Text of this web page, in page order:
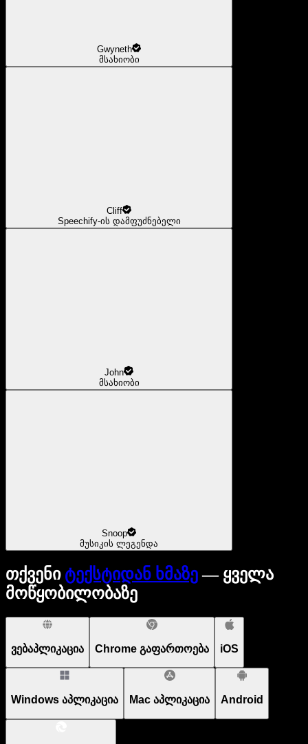
Gwyneth
მსახიობი
Cliff
Speechify-ის დამფუძნებელი
John
მსახიობი
Snoop
მუსიკის ლეგენდა
თქვენი ტექსტიდან ხმაზე— ყველა
მოწყობილობაზე
ვებაპლიკაცია Chrome გაფართოება iOS
Windows აპლიკაცია Mac აპლიკაცია Android